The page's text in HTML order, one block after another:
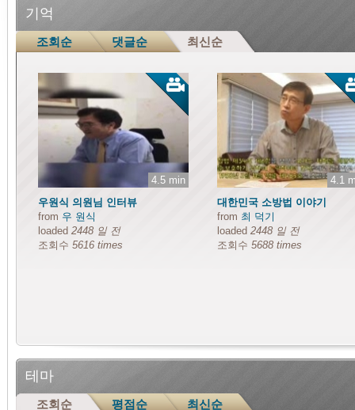
기억
조회순 댓글순 최신순
4.5 min
우원식 의원님 인터뷰
from 우 원식
loaded 2448 일 전
조회수 5616 times
4.1
대한민국 소방법 이야기
from 최 덕기
loaded 2448 일 전
조회수 5688 times
테마
조회순 평점순 최신순